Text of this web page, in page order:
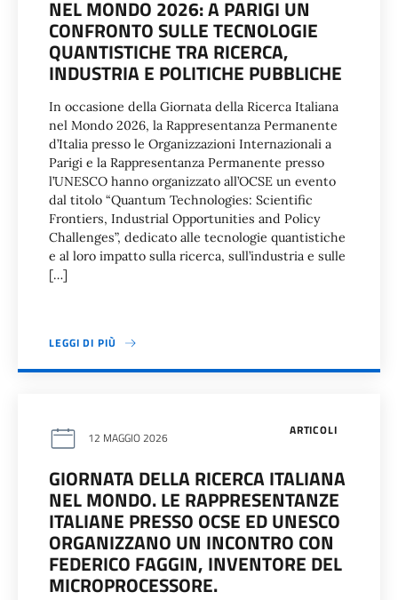
NEL MONDO 2026: A PARIGI UN
CONFRONTO SULLE TECNOLOGIE
QUANTISTICHE TRA RICERCA,
INDUSTRIA E POLITICHE PUBBLICHE
In occasione della Giornata della Ricerca Italiana
nel Mondo 2026, la Rappresentanza Permanente
d’Italia presso le Organizzazioni Internazionali a
Parigi e la Rappresentanza Permanente presso
l’UNESCO hanno organizzato all’OCSE un evento
dal titolo “Quantum Technologies: Scientific
Frontiers, Industrial Opportunities and Policy
Challenges”, dedicato alle tecnologie quantistiche
e al loro impatto sulla ricerca, sull’industria e sulle
[…]
LEGGI DI PIÙ
ARTICOLI
12 MAGGIO 2026
GIORNATA DELLA RICERCA ITALIANA
NEL MONDO. LE RAPPRESENTANZE
ITALIANE PRESSO OCSE ED UNESCO
ORGANIZZANO UN INCONTRO CON
FEDERICO FAGGIN, INVENTORE DEL
MICROPROCESSORE.